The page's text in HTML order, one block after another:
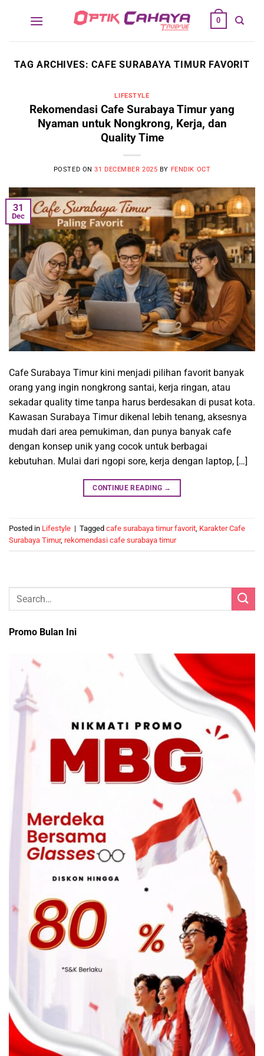
0
TAG ARCHIVES:CAFE SURABAYA TIMUR FAVORIT
LIFESTYLE
Rekomendasi Cafe Surabaya Timur yang
Nyaman untuk Nongkrong, Kerja, dan
Quality Time
POSTED ON31 DECEMBER 2025 BY FENDIK OCT
31
Dec
Cafe Surabaya Timur kini menjadi pilihan favorit banyak
orang yang ingin nongkrong santai, kerja ringan, atau
sekadar quality time tanpa harus berdesakan di pusat kota.
Kawasan Surabaya Timur dikenal lebih tenang, aksesnya
mudah dari area pemukiman, dan punya banyak cafe
dengan konsep unik yang cocok untuk berbagai
kebutuhan. Mulai dari ngopi sore, kerja dengan laptop, […]
CONTINUE READING →
Posted in Lifestyle | Tagged cafe surabaya timur favorit Karakter Cafe
Surabaya Timur, rekomendasi cafe surabaya timur
Promo Bulan Ini